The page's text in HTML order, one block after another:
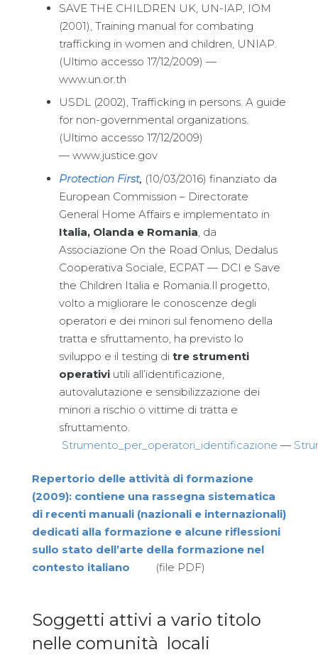
SAVE THE CHILDREN UK, UN-IAP, IOM
(2001), Training manual for combating
trafficking in women and children, UNIAP.
(Ultimo accesso 17/12/2009) —
www.un.or.th
USDL (2002), Trafficking in persons. A guide
for non-governmental organizations.
(Ultimo accesso 17/12/2009)
— www.justice.gov
Protection First, (10/03/2016) finanziato da
European Commission – Directorate
General Home Affairs e implementato in
Italia, Olanda e Romania , da
Associazione On the Road Onlus, Dedalus
Cooperativa Sociale, ECPAT — DCI e Save
the Children Italia e Romania.Il progetto,
volto a migliorare le conoscenze degli
operatori e dei minori sul fenomeno della
tratta e sfruttamento, ha previsto lo
sviluppo e il testing di tre strumenti
operativiutili all’identificazione,
autovalutazione e sensibilizzazione dei
minori a rischio o vittime di tratta e
sfruttamento.
Strumento_per_operatori_identificazione —
Repertorio delle attività di formazione
(2009): contiene una rassegna sistematica
di recenti manuali (nazionali e internazionali)
dedicati alla formazione e alcune riflessioni
sullo stato dell’arte della formazione nel
contesto italiano
(file PDF)
Soggetti attivi a vario titolo
nelle comunità locali